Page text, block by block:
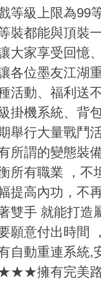
等級上限為99
裝都能與頂裝
大家享受回憶
各位墨友江
活動、福利送
掛機系統、背
舉行大量戰鬥
所謂的變態
所有職業 ，不
提高內功，不
雙手 就能打造
願意付出時間
自動重連系統,
擁有完美路